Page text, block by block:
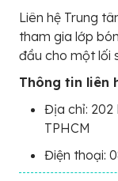
Liên hệ Trung
tham gia lớp
đầu cho một lối
Thông tin liên
Địa chỉ: 202
TPHCM
Điện thoại: